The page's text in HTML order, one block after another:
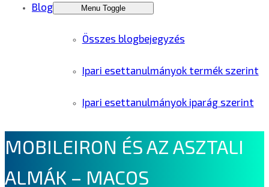
Blog Menu Toggle
Összes blogbejegyzés
Ipari esettanulmányok termék szerint
Ipari esettanulmányok iparág szerint
MOBILEIRON ÉS AZ ASZTALI
ALMÁK – MACOS